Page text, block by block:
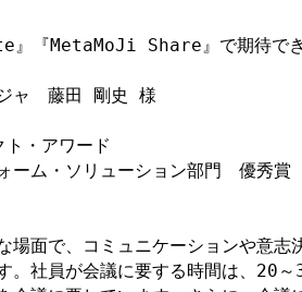
』『MetaMoJi Share』で期待でき
・アワード
ーム・ソリューション部門　優秀賞
場面で、コミュニケーションや意志
。社員が会議に要する時間は、20～